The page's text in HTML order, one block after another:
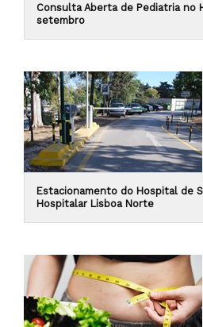
Consulta Aberta de Pediatria no
setembro
Estacionamento do Hospital de
Hospitalar Lisboa Norte